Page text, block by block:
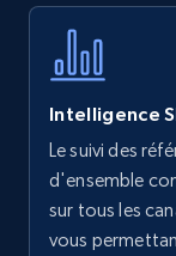
Amazon
upc numbers
Title, Seller
Intelligence
Le suivi des
d'ensemble
sur tous les
vous